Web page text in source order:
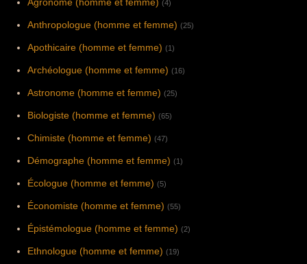
(4)
Anthropologue (homme et femme) (25)
Apothicaire (homme et femme) (1)
Archéologue (homme et femme) (16)
Astronome (homme et femme) (25)
Biologiste (homme et femme) (65)
Chimiste (homme et femme) (47)
Démographe (homme et femme) (1)
Écologue (homme et femme) (5)
Économiste (homme et femme) (55)
Épistémologue (homme et femme) (2)
Ethnologue (homme et femme) (19)